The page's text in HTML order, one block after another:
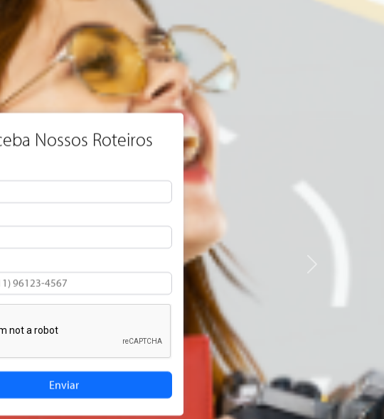
com Pensão Completa